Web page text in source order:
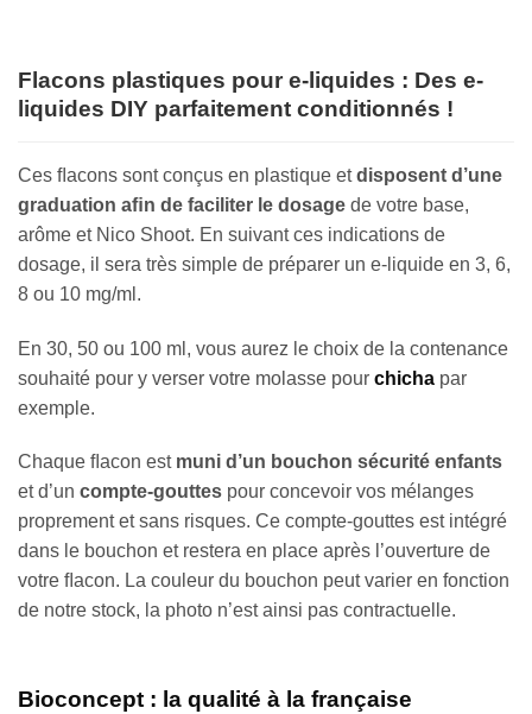
Flacons plastiques pour e-liquides : Des e-
liquides DIY parfaitement conditionnés !
Ces ﬂacons sont conçus en plastique etdisposent d’une
graduation aﬁn de faciliter le dosage de votre base,
arôme et Nico Shoot. En suivant ces indications de
dosage, il sera très simple de préparer un e-liquide en 3, 6,
8 ou 10 mg/ml.
En 30, 50 ou 100 ml, vous aurez le choix de la contenance
souhaité pour y verser votre molasse pour chicha par
exemple.
Chaque ﬂacon est muni d’un bouchon sécurité enfants
et d’un compte-gouttes pour concevoir vos mélanges
proprement et sans risques. Ce compte-gouttes est intégré
dans le bouchon et restera en place après l’ouverture de
votre ﬂacon. La couleur du bouchon peut varier en fonction
de notre stock, la photo n’est ainsi pas contractuelle.
Bioconcept : la qualité à la française